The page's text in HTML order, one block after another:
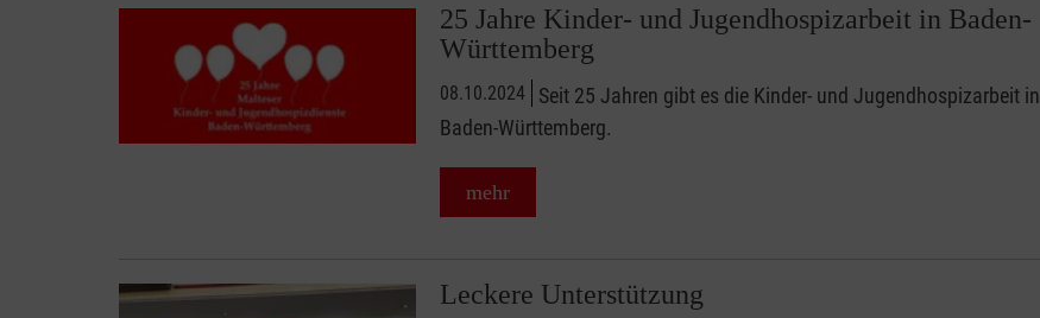
25 Jahre Kinder- und Jugendhospizarbeit in Baden-
Württemberg
08.10.2024
Seit 25 Jahren gibt es die Kinder- und Jugendhospizarbeit in
Baden-Württemberg.
mehr
Leckere Unterstützung